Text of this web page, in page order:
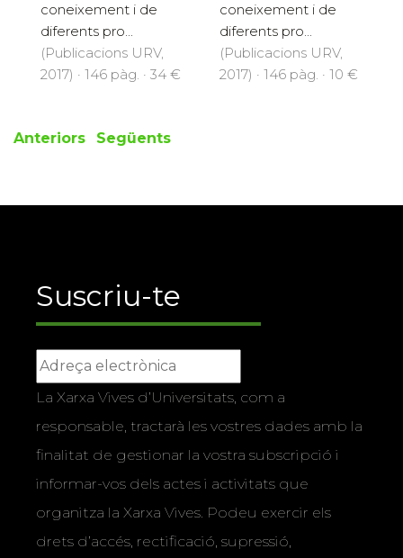
coneixement i de
diferents pro...
(Publicacions URV,
2017) · 146 pàg. · 34 €
coneixement i de
diferents pro...
(Publicacions URV,
2017) · 146 pàg. · 10 €
Anteriors Següents
Suscriu-te
La Xarxa Vives d’Universitats, com a
responsable, tractarà les vostres dades amb la
finalitat de gestionar la vostra subscripció i
informar-vos dels actes i activitats que
organitza la Xarxa Vives. Podeu exercir els
drets d’accés, rectificació, supressió,